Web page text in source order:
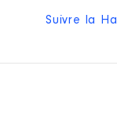
Suivre la